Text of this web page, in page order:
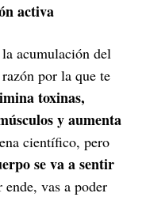
activa
acumulación del
por la que te
toxinas,
y aumenta
científico, pero
se va a sentir
vas a poder